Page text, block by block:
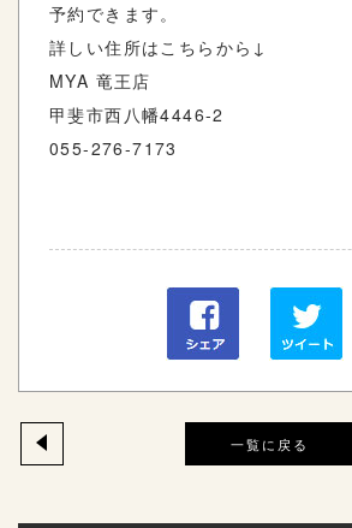
予約できます。
詳しい住所はこちらから↓
MYA 竜王店
甲斐市西八幡4446-2
055-276-7173
一覧に戻る